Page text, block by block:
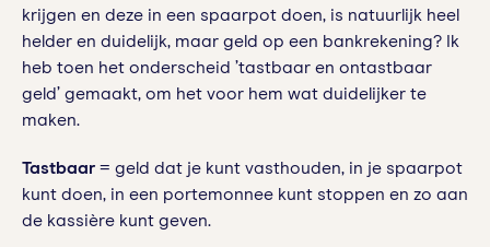
krijgen en deze in een spaarpot doen, is natuurlijk heel
helder en duidelijk, maar geld op een bankrekening? Ik
heb toen het onderscheid ’tastbaar en ontastbaar
geld’ gemaakt, om het voor hem wat duidelijker te
maken.
Tastbaar = geld dat je kunt vasthouden, in je spaarpot
kunt doen, in een portemonnee kunt stoppen en zo aan
de kassière kunt geven.